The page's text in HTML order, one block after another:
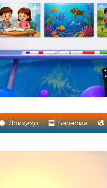
Лоиҳаҳо Барнома